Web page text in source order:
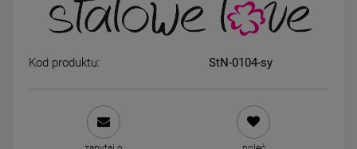
STAL CHIRURGICZNA
49,00 zł
DO KOSZYKA
Kolczyki STAL
kwadrat serce cyrkonie
39,00 zł
DO KOSZYKA
Kod produktu: StN-0104-sy